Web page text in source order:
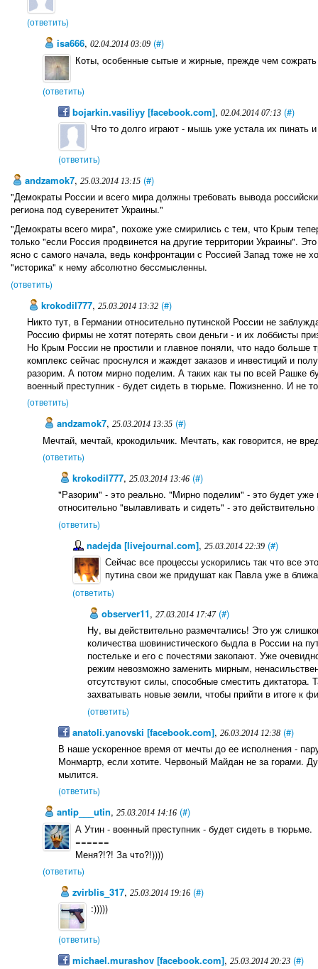
(ответить)
isa666,02.04.2014 03:09 (#)
Коты, особенные сытые и жирные, прежде чем
(ответить)
bojarkin.vasiliyy [facebook.com], 02.04.2014 07:13 (#)
Что то долго играют - мышь уже устала их пинать
(ответить)
andzamok7, 25.03.2014 13:15 (#)
"Демократы России и всего мира должны требовать вывода
региона под суверенитет Украины."
"Демократы всего мира", похоже уже смирились с тем, что Крым
только "если Россия продвинется на другие территории Украины".
ясно с самого начала, ведь конфронтации с Россией Запад тоже не
"историка" к нему абсолютно бессмысленны.
(ответить)
krokodil777, 25.03.2014 13:32 (#)
Никто тут, в Германии относительно путинской России не
Россию фирмы не хотят потерять свои деньги - и их лоббисты
Но Крым России не простили и главное поняли, что надо больше
комплекс сейчас проснулся и жаждет заказов и инвестиций и
разорим. А потом мирно поделим. А таких как ты по всей Рашке
военный преступник - будет сидеть в тюрьме. Пожизненно. И не
(ответить)
andzamok7,25.03.2014 13:35 (#)
Мечтай, мечтай, крокодильчик. Мечтать, как говорится, не
(ответить)
krokodil777, 25.03.2014 13:46 (#)
"Разорим" - это реально. "Мирно поделим" - это будет
относительно "вылавливать и сидеть" - это действительно
(ответить)
nadejda [livejournal.com],25.03.2014 22:39 (#)
Сейчас все процессы ускорились так что все
путина свои же придушат как Павла уже в
(ответить)
observer11, 27.03.2014 17:47 (#)
Ну, вы действительно размечтались! Это уж
количества шовинистического быдла в России на
постельке и его с почестями закопают. Уже
режим невозможно заменить мирным,
отсутствуют силы, способные сместить диктатора.
захватывать новые земли, чтобы прийти в итоге к
(ответить)
anatoli.yanovski [facebook.com], 26.03.2014 12:38 (#)
В наше ускоренное время от мечты до ее исполнения -
Монмартр, если хотите. Червоный Майдан не за горами.
мылится.
(ответить)
antip___utin,25.03.2014 14:16 (#)
А Утин - военный преступник - будет сидеть в тюрьме.
======
Меня?!?! За что?!))))
(ответить)
zvirblis_317, 25.03.2014 19:16 (#)
:)))))
(ответить)
michael.murashov [facebook.com], 25.03.2014 20:23 (#)